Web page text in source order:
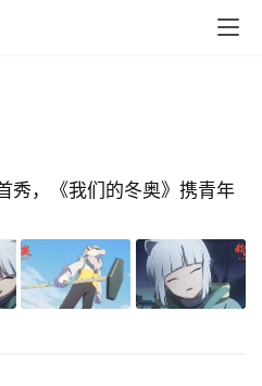
秀，《我们的冬奥》携青年